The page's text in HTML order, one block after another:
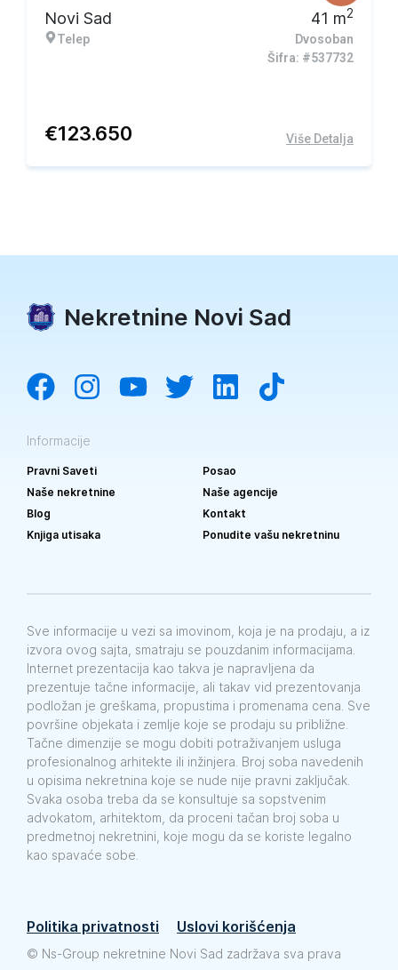
Novi Sad
Telep
41 m2
Dvosoban
Šifra: #537732
€123.650 Više Detalja
Nekretnine Novi Sad
Informacije
Pravni Saveti
Posao
Naše nekretnine
Naše agencije
Blog
Kontakt
Knjiga utisaka
Ponudite vašu nekretninu
Sve informacije u vezi sa imovinom, koja je na prodaju, a iz
izvora ovog sajta, smatraju se pouzdanim informacijama.
Internet prezentacija kao takva je napravljena da
prezentuje tačne informacije, ali takav vid prezentovanja
podložan je greškama, propustima i promenama cena. Sve
površine objekata i zemlje koje se prodaju su približne.
Tačne dimenzije se mogu dobiti potraživanjem usluga
profesionalnog arhitekte ili inžinjera. Broj soba navedenih
u opisima nekretnina koje se nude nije pravni zaključak.
Svaka osoba treba da se konsultuje sa sopstvenim
advokatom, arhitektom, da proceni tačan broj soba u
predmetnoj nekretnini, koje mogu da se koriste legalno
kao spavaće sobe.
Politika privatnosti Uslovi korišćenja
© Ns-Group nekretnine Novi Sad zadržava sva prava